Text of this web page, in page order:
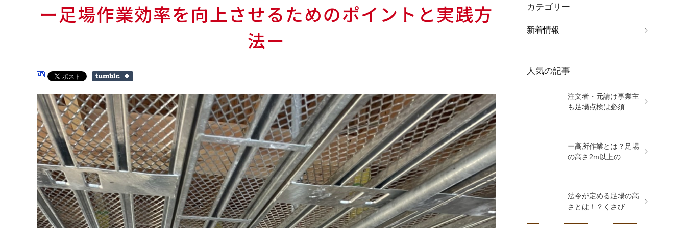
ー足場作業効率を向上させるためのポイントと実践方
法ー
カテゴリー
新着情報
人気の記事
注文者・元請け事業主
も足場点検は必須...
ー高所作業とは？足場
の高さ2m以上の...
法令が定める足場の高
さとは！？くさび...